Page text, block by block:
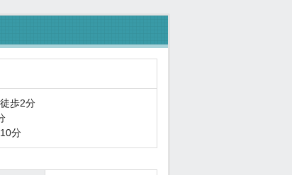
徒歩2分
分